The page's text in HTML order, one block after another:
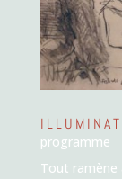
programme
Tout ramène